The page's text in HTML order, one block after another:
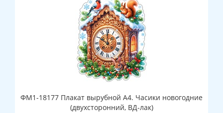
ФМ1-18177 Плакат вырубной А4. Часики новогодние
(двухсторонний, ВД-лак)